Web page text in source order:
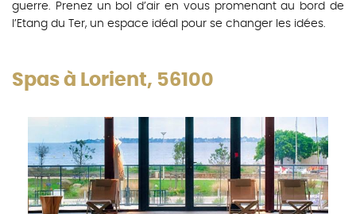
guerre. Prenez un bol d’air en vous promenant au bord de
l’Etang du Ter, un espace idéal pour se changer les idées.
Spas à Lorient, 56100